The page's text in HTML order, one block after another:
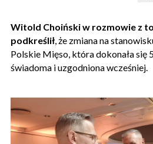
Witold Choiński w rozmowie z
podkreślił , że zmiana na
Polskie Mięso, która dokonała się
świadoma i uzgodniona wcześniej.